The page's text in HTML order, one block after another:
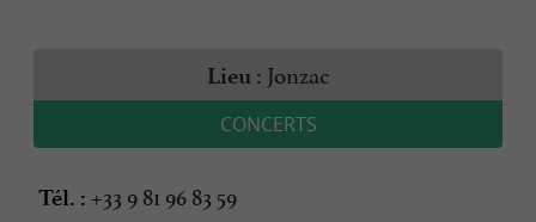
Lieu : Jonzac
CONCERTS
Tél. : +33 9 81 96 83 59